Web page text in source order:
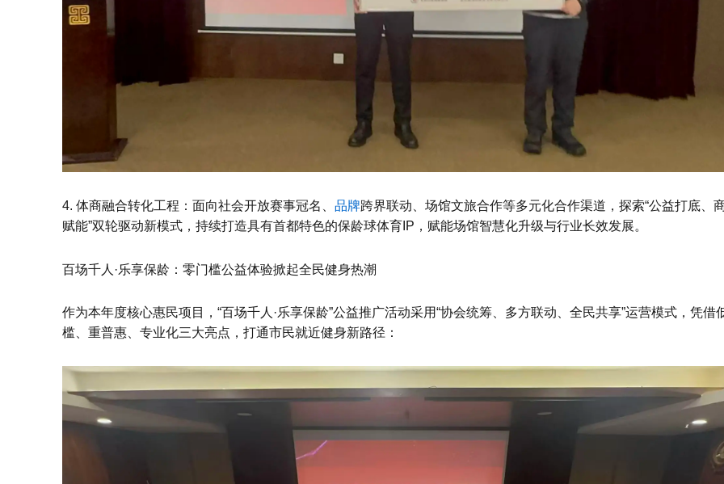
4. 体商融合转化工程：面向社会开放赛事冠名、 品牌跨界联动、场馆文旅合作等多元化合作渠道，探索“公益打底、
赋能”双轮驱动新模式，持续打造具有首都特色的保龄球体育IP，赋能场馆智慧化升级与行业长效发展。
百场千人·乐享保龄：零门槛公益体验掀起全民健身热潮
作为本年度核心惠民项目，“百场千人·乐享保龄”公益推广活动采用“协会统筹、多方联动、全民共享”运营模式，凭借
槛、重普惠、专业化三大亮点，打通市民就近健身新路径：